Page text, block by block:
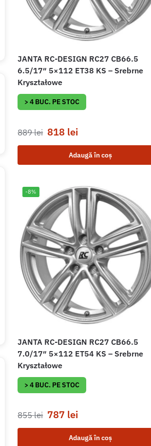
JANTA RC-DESIGN RC27 CB66.5
6.5/17″ 5×112 ET38 KS – Srebrne
Kryształowe
> 4 BUC. PE STOC
889lei 818 lei
Adaugă în coș
-8%
JANTA RC-DESIGN RC27 CB66.5
7.0/17″ 5×112 ET54 KS – Srebrne
Kryształowe
> 4 BUC. PE STOC
855lei 787 lei
Adaugă în coș